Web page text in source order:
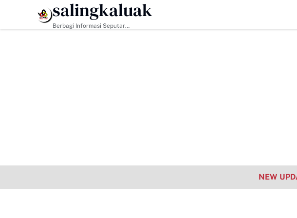
HEADLINE
salingkaluak
Berbagi Informasi Seputar
NEW